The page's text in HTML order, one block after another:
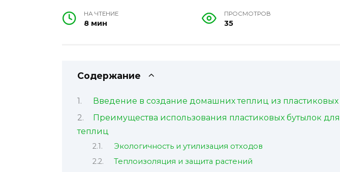
НА ЧТЕНИЕ
8 мин
ПРОСМОТРОВ
35
Содержание
Введение в создание домашних теплиц из пластиковых
Преимущества использования пластиковых бутылок для
теплиц
Экологичность и утилизация отходов
Теплоизоляция и защита растений